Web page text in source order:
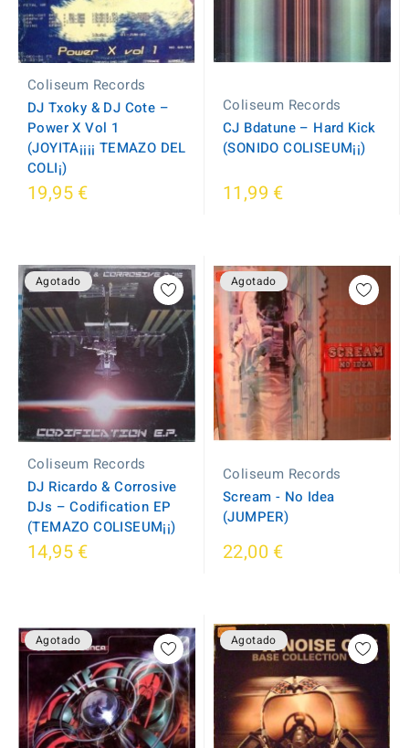
Coliseum Records
DJ Txoky & DJ Cote ‎–
Power X Vol 1
(JOYITA¡¡¡¡ TEMAZO DEL
COLI¡)
19,95 €
Coliseum Records
CJ Bdatune – Hard Kick
(SONIDO COLISEUM¡¡)
11,99 €
Agotado
Coliseum Records
DJ Ricardo & Corrosive
DJs – Codification EP
(TEMAZO COLISEUM¡¡)
14,95 €
Agotado
Coliseum Records
Scream - No Idea
(JUMPER)
22,00 €
Agotado Agotado